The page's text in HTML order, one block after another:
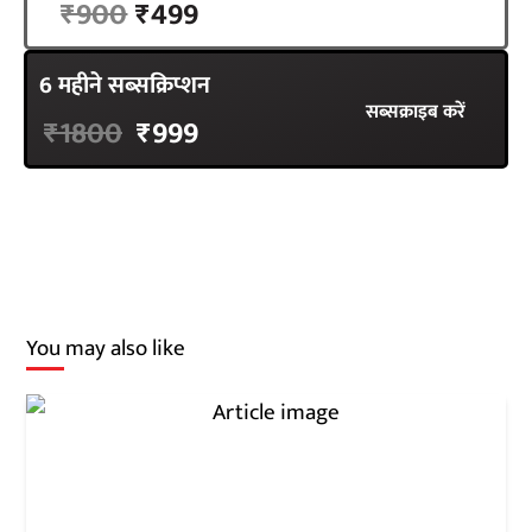
₹900₹499
6 महीने सब्सक्रिप्शन
₹1800 ₹999 सब्सक्राइब करें
You may also like